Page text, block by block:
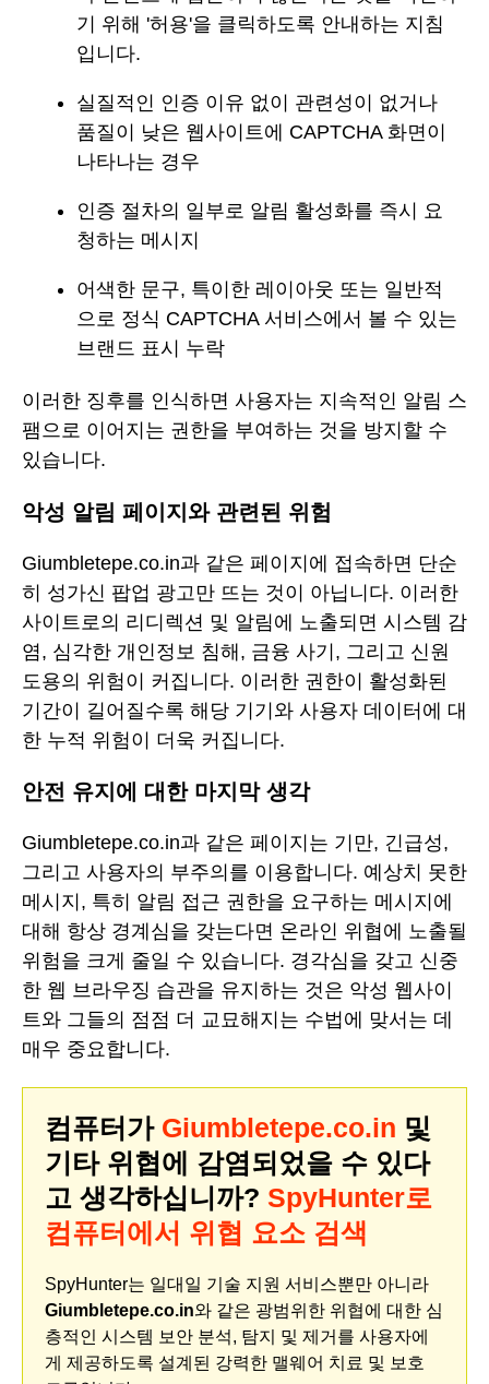
기 위해 '허용'을 클릭하도록 안내하는 지침
입니다.
실질적인 인증 이유 없이 관련성이 없거나
품질이 낮은 웹사이트에 CAPTCHA 화면이
나타나는 경우
인증 절차의 일부로 알림 활성화를 즉시 요
청하는 메시지
어색한 문구, 특이한 레이아웃 또는 일반적
으로 정식 CAPTCHA 서비스에서 볼 수 있는
브랜드 표시 누락
이러한 징후를 인식하면 사용자는 지속적인 알림 스
팸으로 이어지는 권한을 부여하는 것을 방지할 수
있습니다.
악성 알림 페이지와 관련된 위험
Giumbletepe.co.in과 같은 페이지에 접속하면 단순
히 성가신 팝업 광고만 뜨는 것이 아닙니다. 이러한
사이트로의 리디렉션 및 알림에 노출되면 시스템 감
염, 심각한 개인정보 침해, 금융 사기, 그리고 신원
도용의 위험이 커집니다. 이러한 권한이 활성화된
기간이 길어질수록 해당 기기와 사용자 데이터에 대
한 누적 위험이 더욱 커집니다.
안전 유지에 대한 마지막 생각
Giumbletepe.co.in과 같은 페이지는 기만, 긴급성,
그리고 사용자의 부주의를 이용합니다. 예상치 못한
메시지, 특히 알림 접근 권한을 요구하는 메시지에
대해 항상 경계심을 갖는다면 온라인 위협에 노출될
위험을 크게 줄일 수 있습니다. 경각심을 갖고 신중
한 웹 브라우징 습관을 유지하는 것은 악성 웹사이
트와 그들의 점점 더 교묘해지는 수법에 맞서는 데
매우 중요합니다.
컴퓨터가 Giumbletepe.co.in 및
기타 위협에 감염되었을 수 있다
고 생각하십니까? SpyHunter로
컴퓨터에서 위협 요소 검색
SpyHunter는 일대일 기술 지원 서비스뿐만 아니라
Giumbletepe.co.in와 같은 광범위한 위협에 대한 심
층적인 시스템 보안 분석, 탐지 및 제거를 사용자에
게 제공하도록 설계된 강력한 맬웨어 치료 및 보호